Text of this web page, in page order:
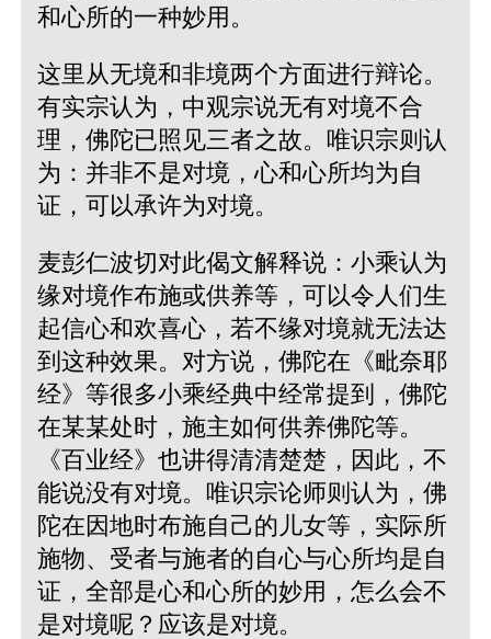
和心所的一种妙用。
这里从无境和非境两个方面进行辩论。
有实宗认为，中观宗说无有对境不合
理，佛陀已照见三者之故。唯识宗则认
为：并非不是对境，心和心所均为自
证，可以承许为对境。
麦彭仁波切对此偈文解释说：小乘认为
缘对境作布施或供养等，可以令人们生
起信心和欢喜心，若不缘对境就无法达
到这种效果。对方说，佛陀在《毗奈耶
经》等很多小乘经典中经常提到，佛陀
在某某处时，施主如何供养佛陀等。
《百业经》也讲得清清楚楚，因此，不
能说没有对境。唯识宗论师则认为，佛
陀在因地时布施自己的儿女等，实际所
施物、受者与施者的自心与心所均是自
证，全部是心和心所的妙用，怎么会不
是对境呢？应该是对境。